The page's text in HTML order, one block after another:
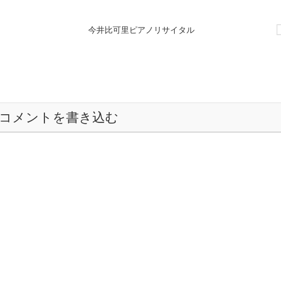
今井比可里ピアノリサイタル
コメントを書き込む